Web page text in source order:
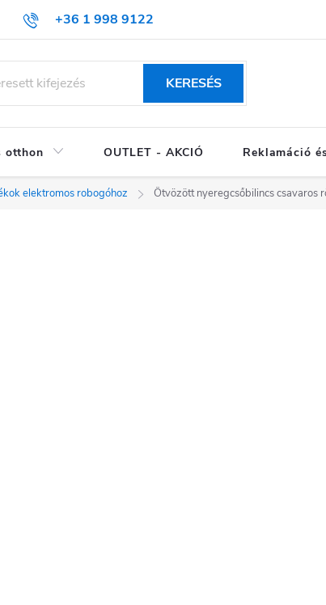
+36 1 998 9122
KERESÉS
otthon OUTLET - AKCIÓ Reklamáció
elektromos robogóhoz Ötvözött nyeregcsőbilincs csavaros